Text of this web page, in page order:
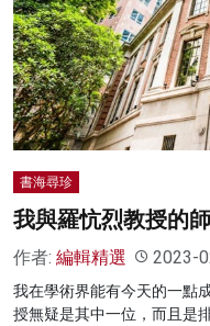
書海尋珍
我與羅忼烈教授的
作者: 編輯精選 2023-
我在學術界能有今天的一點
授無疑是其中一位，而且是